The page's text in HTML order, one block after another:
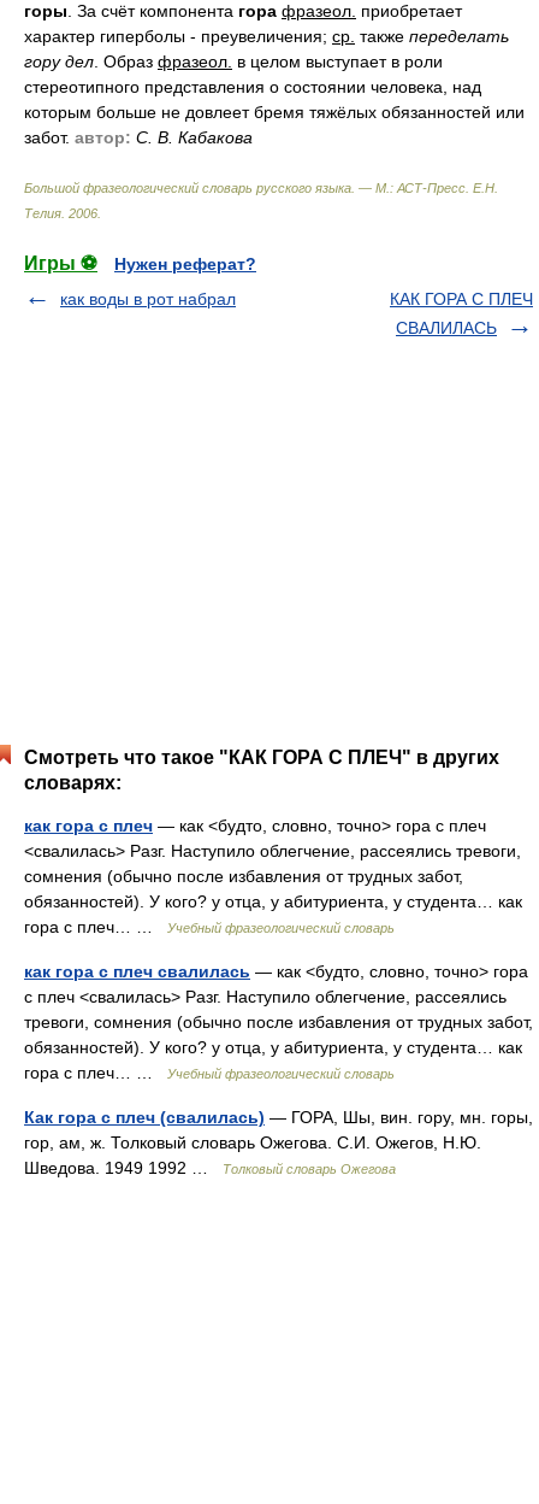
горы . За счёт компонента гора фразеол. приобретает
характер гиперболы - преувеличения; ср. также переделать
гору дел . Образ фразеол. в целом выступает в роли
стереотипного представления о состоянии человека, над
которым больше не довлеет бремя тяжёлых обязанностей или
забот. автор: С. В. Кабакова
Большой фразеологический словарь русского языка. — М.: АСТ-Пресс Е.Н.
Телия 2006
Игры ⚽
Нужен реферат?
как воды в рот набрал
КАК ГОРА С ПЛЕЧ
СВАЛИЛАСЬ
Смотреть что такое "КАК ГОРА С ПЛЕЧ" в других
словарях:
как гора с плеч — как <будто, словно, точно> гора с плеч
<свалилась> Разг. Наступило облегчение, рассеялись тревоги,
сомнения (обычно после избавления от трудных забот,
обязанностей). У кого? у отца, у абитуриента, у студента… как
гора с плеч… …
Учебный фразеологический словарь
как гора с плеч свалилась — как <будто, словно, точно> гора
с плеч <свалилась> Разг. Наступило облегчение, рассеялись
тревоги, сомнения (обычно после избавления от трудных забот,
обязанностей). У кого? у отца, у абитуриента, у студента… как
гора с плеч… …
Учебный фразеологический словарь
Как гора с плеч (свалилась) — ГОРА, Шы, вин. гору, мн. горы,
гор, ам, ж. Толковый словарь Ожегова. С.И. Ожегов, Н.Ю.
Шведова. 1949 1992 …
Толковый словарь Ожегова